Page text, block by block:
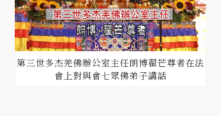
第三世多杰羌佛辦公室主任朗博翟芒尊者在法
會上對與會七眾佛弟子講話